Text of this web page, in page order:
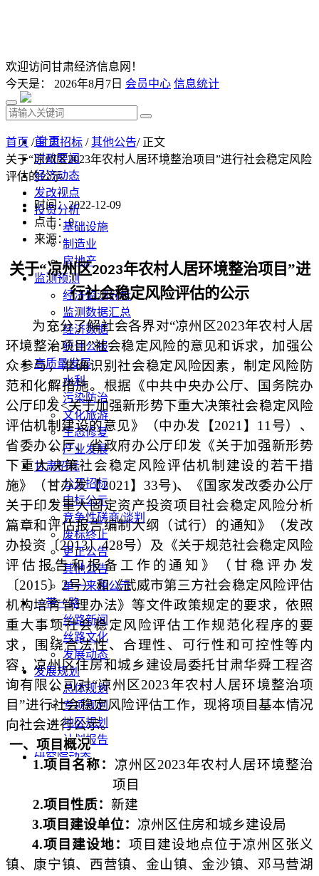
欢迎访问甘肃经济信息网！
今天是： 2026年8月7日 会员中心 信息统计
首 页
时政要闻
经济动态
发改视点
投资分析
基础设施
制造业
房地产
监测预测
经济监测分析
监测数据汇总
经济数据
统计公报
高质量发展
水利
污染防治
文化旅游
生态修复
产业发展
甘肃招标
公开招标
中标公示
竞争性磋商/谈判
废标终止
更正公告
其他公告
单一来源公示
一带一路
丝路新闻
丝路文化
发展动态
发展规划
总体规划
专项规划
地区规划
计划报告
研究院动态
首页 /甘肃招标 /其他公告/ 正文
关于“凉州区2023年农村人居环境整治项目”进行社会稳定风险
评估的公示
时间：2022-12-09
点击：0
来源：
关于“凉州区2023年农村人居环境整治项目”进
行社会稳定风险评估的公示
为充分了解社会各界对“凉州区2023年农村人居
环境整治项目”社会稳定风险的意见和诉求，加强公
众参与，准确识别社会稳定风险因素，制定风险防
范和化解措施。根据《中共中央办公厅、国务院办
公厅印发<关于加强新形势下重大决策社会稳定风险
评估机制建设的意见》（中办发【2021】11号）、
省委办公厅、省政府办公厅印发《关于加强新形势
下重大决策社会稳定风险评估机制建设的若干措
施》（甘办发【2021】33号)、《国家发改委办公厅
关于印发重大固定资产投资项目社会稳定风险分析
篇章和评估报告编制大纲（试行）的通知》（发改
办投资〔2013〕428号）及《关于规范社会稳定风险
评估报告和报备工作的通知》（甘稳评办发
〔2015〕2号）和《武威市第三方社会稳定风险评估
机构培育管理办法》等文件政策规定的要求，依照
重大事项社会稳定风险评估工作规范化程序的要
求，围绕合法性、合理性、可行性和可控性等内
容，凉州区住房和城乡建设局委托甘肃华舜工程咨
询有限公司对“凉州区2023年农村人居环境整治项
目”进行社会稳定风险评估工作，现将项目基本情况
向社会进行公示。
一、项目概况
1.项目名称： 凉州区2023年农村人居环境整治
项目
2.项目性质： 新建
3.项目建设单位： 凉州区住房和城乡建设局
4.项目建设地：项目建设地点位于凉州区张义
镇、康宁镇、西营镇、金山镇、金沙镇、邓马营湖